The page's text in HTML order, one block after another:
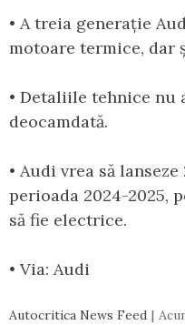
• A treia generație
motoare termice, dar
• Detaliile tehnice nu
deocamdată.
• Audi vrea să
perioada 2024-2025,
să fie electrice.
• Via: Audi
Autocritica News Feed